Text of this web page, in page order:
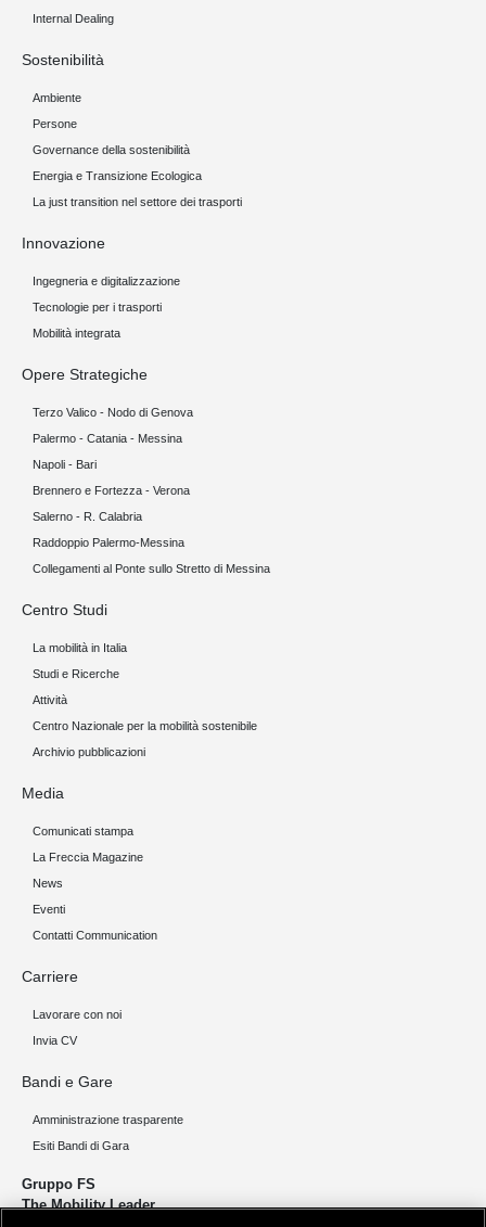
Internal Dealing
Sostenibilità
Ambiente
Persone
Governance della sostenibilità
Energia e Transizione Ecologica
La just transition nel settore dei trasporti
Innovazione
Ingegneria e digitalizzazione
Tecnologie per i trasporti
Mobilità integrata
Opere Strategiche
Terzo Valico - Nodo di Genova
Palermo - Catania - Messina
Napoli - Bari
Brennero e Fortezza - Verona
Salerno - R. Calabria
Raddoppio Palermo-Messina
Collegamenti al Ponte sullo Stretto di Messina
Centro Studi
La mobilità in Italia
Studi e Ricerche
Attività
Centro Nazionale per la mobilità sostenibile
Archivio pubblicazioni
Media
Comunicati stampa
La Freccia Magazine
News
Eventi
Contatti Communication
Carriere
Lavorare con noi
Invia CV
Bandi e Gare
Amministrazione trasparente
Esiti Bandi di Gara
Gruppo FS
The Mobility Leader